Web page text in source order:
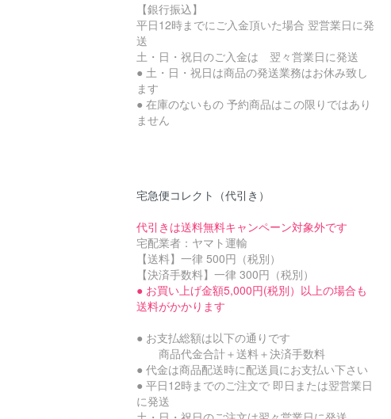
【銀行振込】
平日12時までにご入金頂いた場合 翌営業日に発
送
土・日・祝日のご入金は 翌々営業日に発送
● 土・日・祝日は商品の発送業務はお休み致し
ます
● 在庫のないもの 予約商品はこの限りではあり
ません
宅急便コレクト（代引き）
代引きは送料無料キャンペーン対象外です
宅配業者：ヤマト運輸
【送料】一律 500円（税別）
【決済手数料】一律 300円（税別）
● お買い上げ金額5,000円(税別）以上の場合も
送料がかかります
● お支払総額は以下の通りです
商品代金合計＋送料＋決済手数料
● 代金は商品配送時に配送員にお支払い下さい
● 平日12時までのご注文で 即日または翌営業日
に発送